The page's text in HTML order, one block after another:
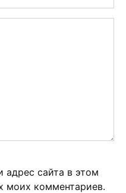
адрес сайта в этом
моих комментариев.